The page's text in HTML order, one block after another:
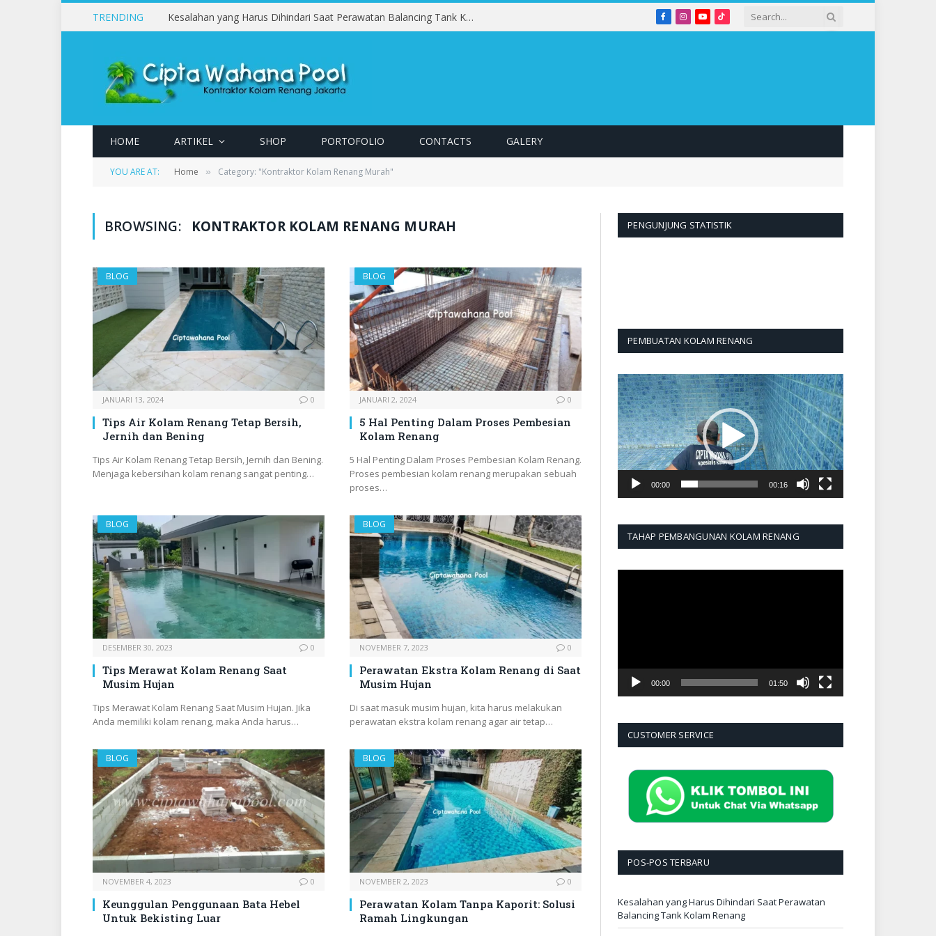
TRENDING Kesalahan yang Harus Dihindari Saat Perawatan Balancing Tank Kolam Renang Facebook
Instagram
YouTubeTikTok
HOME ARTIKEL SHOP PORTOFOLIO CONTACTS GALERY
YOU ARE AT: Home » Category: "Kontraktor Kolam Renang Murah"
BROWSING: KONTRAKTOR KOLAM RENANG MURAH
BLOG
JANUARI 13, 2024 0
Tips Air Kolam Renang Tetap Bersih,
Jernih dan Bening
Tips Air Kolam Renang Tetap Bersih, Jernih dan Bening.
Menjaga kebersihan kolam renang sangat penting…
BLOG
JANUARI 2, 2024 0
5 Hal Penting Dalam Proses Pembesian
Kolam Renang
5 Hal Penting Dalam Proses Pembesian Kolam Renang.
Proses pembesian kolam renang merupakan sebuah
proses…
BLOG
DESEMBER 30, 2023 0
Tips Merawat Kolam Renang Saat
Musim Hujan
Tips Merawat Kolam Renang Saat Musim Hujan. Jika
Anda memiliki kolam renang, maka Anda harus…
BLOG
NOVEMBER 7, 2023 0
Perawatan Ekstra Kolam Renang di Saat
Musim Hujan
Di saat masuk musim hujan, kita harus melakukan
perawatan ekstra kolam renang agar air tetap…
BLOG
NOVEMBER 4, 2023 0
Keunggulan Penggunaan Bata Hebel
Untuk Bekisting Luar
BLOG
NOVEMBER 2, 2023 0
Perawatan Kolam Tanpa Kaporit: Solusi
Ramah Lingkungan
PENGUNJUNG STATISTIK
PEMBUATAN KOLAM RENANG
Pemutar
Video
00:00 00:16
TAHAP PEMBANGUNAN KOLAM RENANG
00:00 01:50
CUSTOMER SERVICE
POS-POS TERBARU
Kesalahan yang Harus Dihindari Saat Perawatan
Balancing Tank Kolam Renang